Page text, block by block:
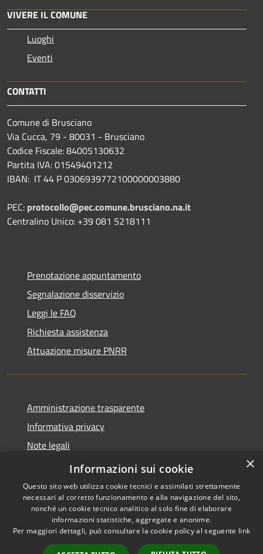
VIVERE IL COMUNE
Luoghi
Eventi
CONTATTI
Comune di Brusciano
Via Cucca, 79 - 80031 - Brusciano
Codice Fiscale: 84005130632
Partita IVA: 01549401212
IBAN: IT 44 P 0306939772100000003880
PEC: protocollo@pec.comune.brusciano.na.it
Centralino Unico: +39 081 5218111
Prenotazione appuntamento
Segnalazione disservizio
Leggi le FAQ
Richiesta assistenza
Attuazione misure PNRR
Amministrazione trasparente
Informativa privacy
Note legali
Dichiarazione di accessibilità
Accessibilità
Copyright © 2026 • Comune di
Brusciano • Powered by
×
Informazioni sui cookie
Questo sito web utilizza cookie tecnici e assimilati strettamente
necessari al corretto funzionamento e alla navigazione del sito,
nonché un cookie tecnico analitico al solo fine di elaborare
informazioni statistiche, aggregate e anonime.
Per maggiori dettagli, può consultare la cookie policy al seguente link